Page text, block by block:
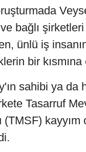
bağlı
ünlü iş
bir
sahibi ya da
Tasarruf
(TMSF) kayyım